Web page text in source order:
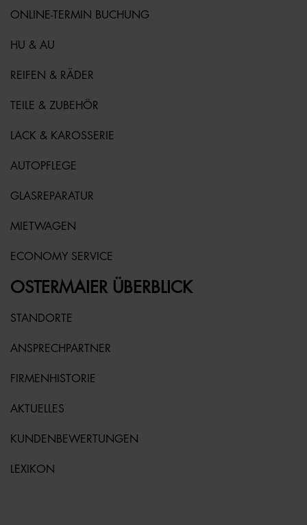
ONLINE-TERMIN BUCHUNG
HU & AU
REIFEN & RÄDER
TEILE & ZUBEHÖR
LACK & KAROSSERIE
AUTOPFLEGE
GLASREPARATUR
MIETWAGEN
ECONOMY SERVICE
OSTERMAIER ÜBERBLICK
STANDORTE
ANSPRECHPARTNER
FIRMENHISTORIE
AKTUELLES
KUNDENBEWERTUNGEN
LEXIKON